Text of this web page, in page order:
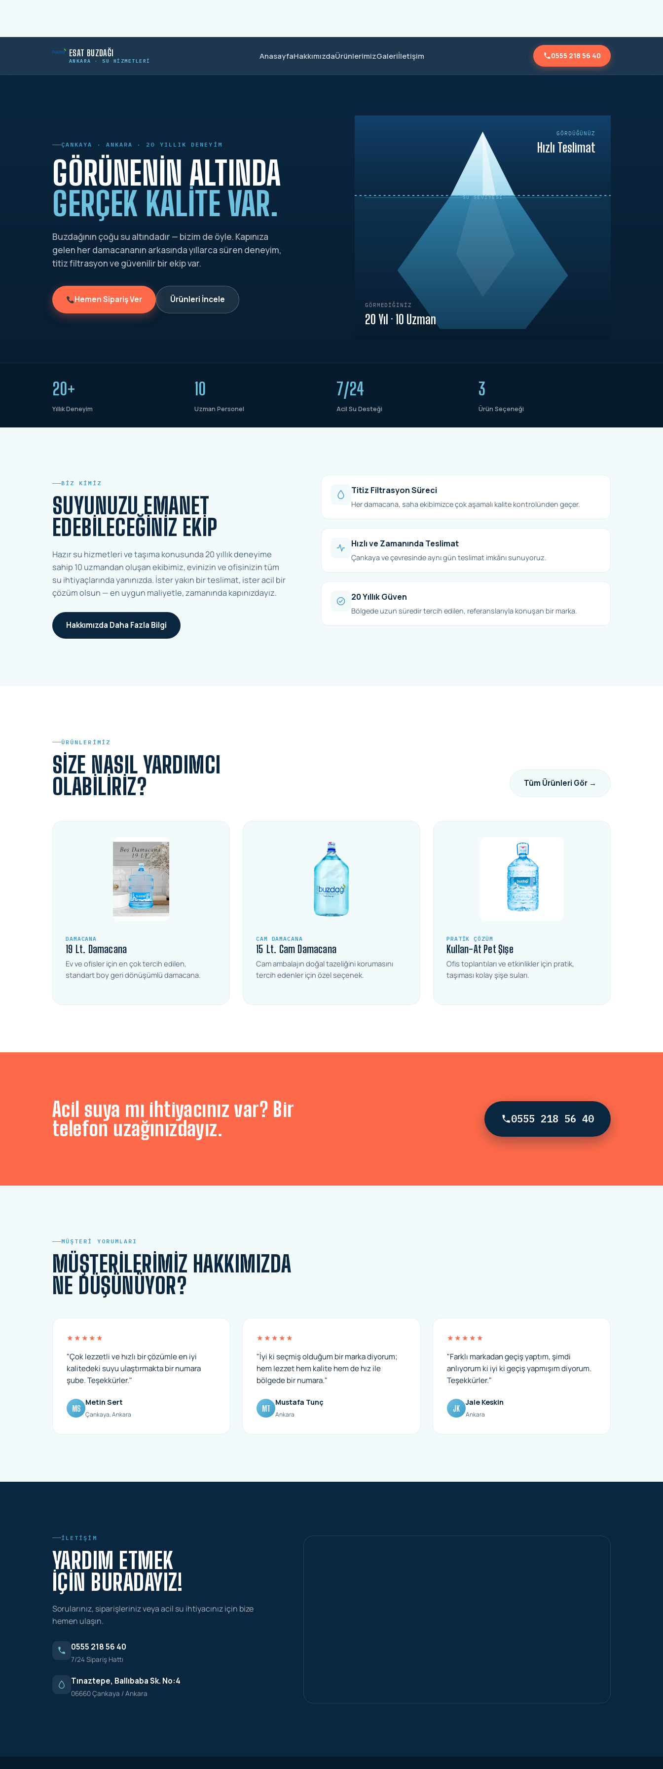
ESAT BUZDAĞI
ANKARA · SU HIZMETLERI
AnasayfaHakkımızdaÜrünlerimizGaleriİletişim 0555 218 56 40
ÇANKAYA · ANKARA · 20 YILLIK DENEYIM
GÖRÜNENIN ALTINDA
GERÇEK KALITE VAR.
Buzdağının çoğu su altındadır — bizim de öyle. Kapınıza
gelen her damacananın arkasında yıllarca süren deneyim,
titiz filtrasyon ve güvenilir bir ekip var.
Hemen Sipariş Ver Ürünleri İncele
GÖRDÜĞÜNÜZ
Hızlı Teslimat
SU SEVIYESI
GÖRMEDIĞINIZ
20 Yıl · 10 Uzman
20+
Yıllık Deneyim
10
Uzman Personel
7/24
Acil Su Desteği
3
Ürün Seçeneği
BIZ KIMIZ
SUYUNUZU EMANET
EDEBILECEĞINIZ EKIP
Hazır su hizmetleri ve taşıma konusunda 20 yıllık deneyime
sahip 10 uzmandan oluşan ekibimiz, evinizin ve ofisinizin tüm
su ihtiyaçlarında yanınızda. İster yakın bir teslimat, ister acil bir
çözüm olsun — en uygun maliyetle, zamanında kapınızdayız.
Hakkımızda Daha Fazla Bilgi
Titiz Filtrasyon Süreci
Her damacana, saha ekibimizce çok aşamalı kalite kontrolünden geçer.
Hızlı ve Zamanında Teslimat
Çankaya ve çevresinde aynı gün teslimat imkânı sunuyoruz.
20 Yıllık Güven
Bölgede uzun süredir tercih edilen, referanslarıyla konuşan bir marka.
ÜRÜNLERIMIZ
SIZE NASIL YARDIMCI
OLABILIRIZ? Tüm Ürünleri Gör →
DAMACANA
19 Lt. Damacana
Ev ve ofisler için en çok tercih edilen,
standart boy geri dönüşümlü damacana.
CAM DAMACANA
15 Lt. Cam Damacana
Cam ambalajın doğal tazeliğini korumasını
tercih edenler için özel seçenek.
PRATIK ÇÖZÜM
Kullan-At Pet Şişe
Ofis toplantıları ve etkinlikler için pratik,
taşıması kolay şişe suları.
Acil suya mı ihtiyacınız var? Bir
telefon uzağınızdayız. 0555 218 56 40
MÜŞTERI YORUMLARI
MÜŞTERILERIMIZ HAKKIMIZDA
NE DÜŞÜNÜYOR?
★★★★★
"Çok lezzetli ve hızlı bir çözümle en iyi
kalitedeki suyu ulaştırmakta bir numara
şube. Teşekkürler."
MS
Metin Sert
Çankaya, Ankara
★★★★★
"İyi ki seçmiş olduğum bir marka diyorum;
hem lezzet hem kalite hem de hız ile
bölgede bir numara."
MT
Mustafa Tunç
Ankara
★★★★★
"Farklı markadan geçiş yaptım, şimdi
anlıyorum ki iyi ki geçiş yapmışım diyorum.
Teşekkürler."
JK
Jale Keskin
Ankara
İLETIŞIM
YARDIM ETMEK
İÇIN BURADAYIZ!
Sorularınız, siparişleriniz veya acil su ihtiyacınız için bize
hemen ulaşın.
0555 218 56 40
7/24 Sipariş Hattı
Tınaztepe, Ballıbaba Sk. No:4
06660 Çankaya / Ankara